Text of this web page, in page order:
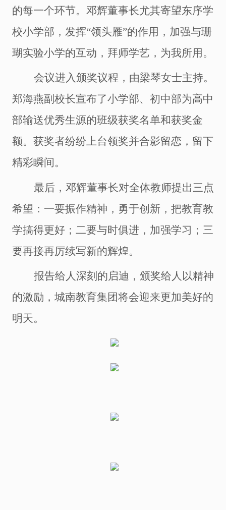
的每一个环节。邓辉董事长尤其寄望东序学
校小学部，发挥“领头雁”的作用，加强与珊
瑚实验小学的互动，拜师学艺，为我所用。
会议进入颁奖议程，由梁琴女士主持。
郑海燕副校长宣布了小学部、初中部为高中
部输送优秀生源的班级获奖名单和获奖金
额。获奖者纷纷上台领奖并合影留恋，留下
精彩瞬间。
最后，邓辉董事长对全体教师提出三点
希望：一要振作精神，勇于创新，把教育教
学搞得更好；二要与时俱进，加强学习；三
要再接再厉续写新的辉煌。
报告给人深刻的启迪，颁奖给人以精神
的激励，城南教育集团将会迎来更加美好的
明天。